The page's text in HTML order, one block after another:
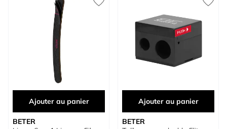
Ajouter au panier
BETER
Ajouter au panier
BETER